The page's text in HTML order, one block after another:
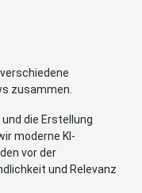
zusammen.
die Erstellung
moderne KI-
vor der
und Relevanz